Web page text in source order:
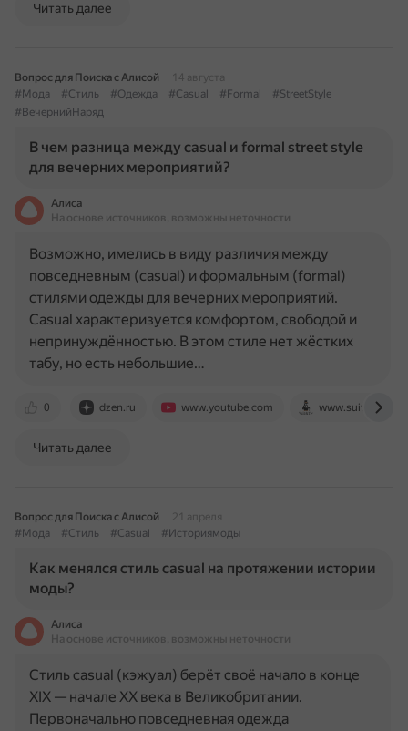
Читать далее
Вопрос для Поиска с Алисой
14 августа
#Мода
#Стиль #Одежда #Casual #Formal
#StreetStyle
#ВечернийНаряд
В чем разница между casual и formal street style
для вечерних мероприятий?
Алиса
На основе источников, возможны неточности
0 dzen.ru www.youtube.com www.suittie.ru
Возможно, имелись в виду различия между
повседневным (casual) и формальным (formal)
стилями одежды для вечерних мероприятий.
Casual характеризуется комфортом, свободой и
непринуждённостью. В этом стиле нет жёстких
табу, но есть небольшие…
Читать далее
Вопрос для Поиска с Алисой
21 апреля
#Мода
#Стиль #Casual #Историямоды
Как менялся стиль casual на протяжении истории
моды?
Алиса
На основе источников, возможны неточности
Стиль casual (кэжуал) берёт своё начало в конце
XIX — начале XX века в Великобритании.
Первоначально повседневная одежда